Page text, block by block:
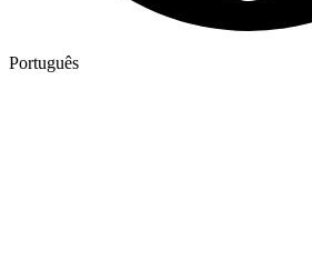
Português